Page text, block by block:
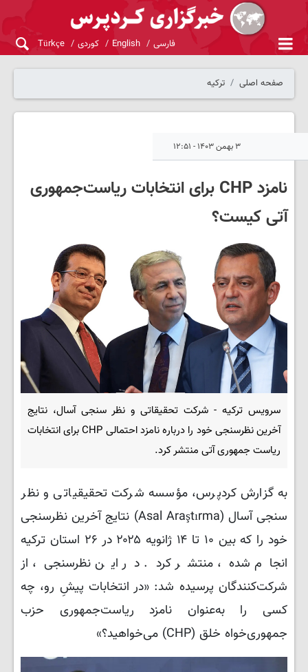
فارسی English کوردی Türkçe
صفحه اصلی ترکیه
۳ بهمن ۱۴۰۳ - ۱۲:۵۱
نامزد CHP برای انتخابات ریاست‌جمهوری
آتی کیست؟
سرویس ترکیه - شرکت تحقیقاتی و نظر سنجی آسال، نتایج
آخرین نظرسنجی خود را درباره نامزد احتمالی CHP برای انتخابات
ریاست جمهوری آتی منتشر کرد.
به گزارش کردپرس، مؤسسه شرکت تحقیقیاتی و نظر
سنجی آسال (Asal Araştırma) نتایج آخرین نظرسنجی
خود را که بین ۱۰ تا ۱۴ ژانویه ۲۰۲۵ در ۲۶ استان ترکیه
انجام شده، منتشر کرد. در این نظرسنجی، از
شرکت‌کنندگان پرسیده شد: «در انتخابات پیشِ رو، چه
کسی را به‌عنوان نامزد ریاست‌جمهوری حزب
جمهوری‌خواه خلق (CHP) می‌خواهید؟»